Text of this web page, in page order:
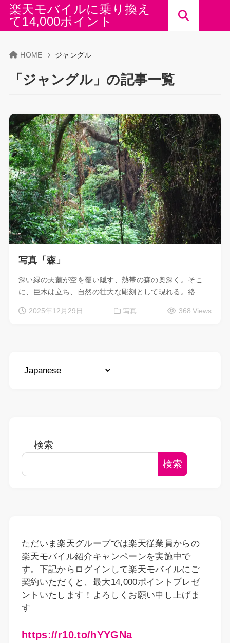
楽天モバイルに乗り換え
て14,000ポイント
HOME ジャングル
「ジャングル」の記事一覧
写真「森」
深い緑の天蓋が空を覆い隠す、熱帯の森の奥深く。そこ
に、巨木は立ち、自然の壮大な彫刻として現れる。絡…
2025年12月29日 写真 368 Views
検索
検索
ただいま楽天グループでは楽天従業員からの
楽天モバイル紹介キャンペーンを実施中で
す。下記からログインして楽天モバイルにご
契約いただくと、最大14,000ポイントプレゼ
ントいたします！よろしくお願い申し上げま
す
https://r10.to/hYYGNa